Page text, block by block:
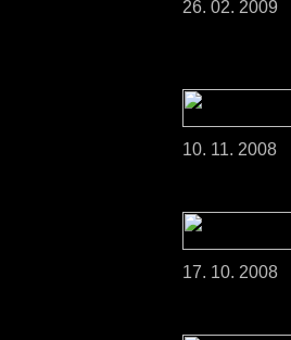
26. 02. 2009
10. 11. 2008
17. 10. 2008